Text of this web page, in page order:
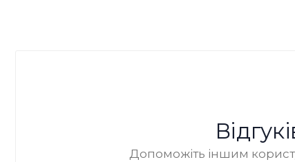
Допоможіть іншим